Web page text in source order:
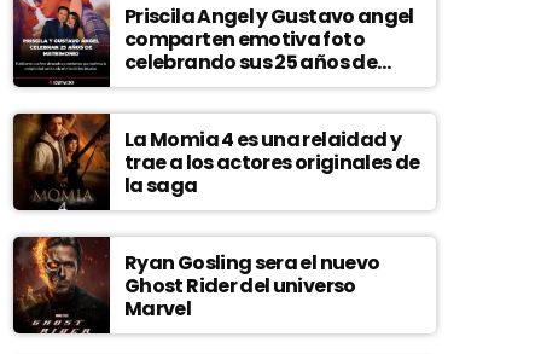
Priscila Angel y Gustavo angel
comparten emotiva foto
celebrando sus 25 años de
matrimonio
La Momia 4 es una relaidad y
trae a los actores originales de
la saga
Ryan Gosling sera el nuevo
Ghost Rider del universo
Marvel